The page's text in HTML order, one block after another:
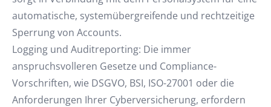
automatische, systemübergreifende und rechtzeitige
Sperrung von Accounts.
Logging und Auditreporting: Die immer
anspruchsvolleren Gesetze und Compliance-
Vorschriften, wie DSGVO, BSI, ISO-27001 oder die
Anforderungen Ihrer Cyberversicherung, erfordern